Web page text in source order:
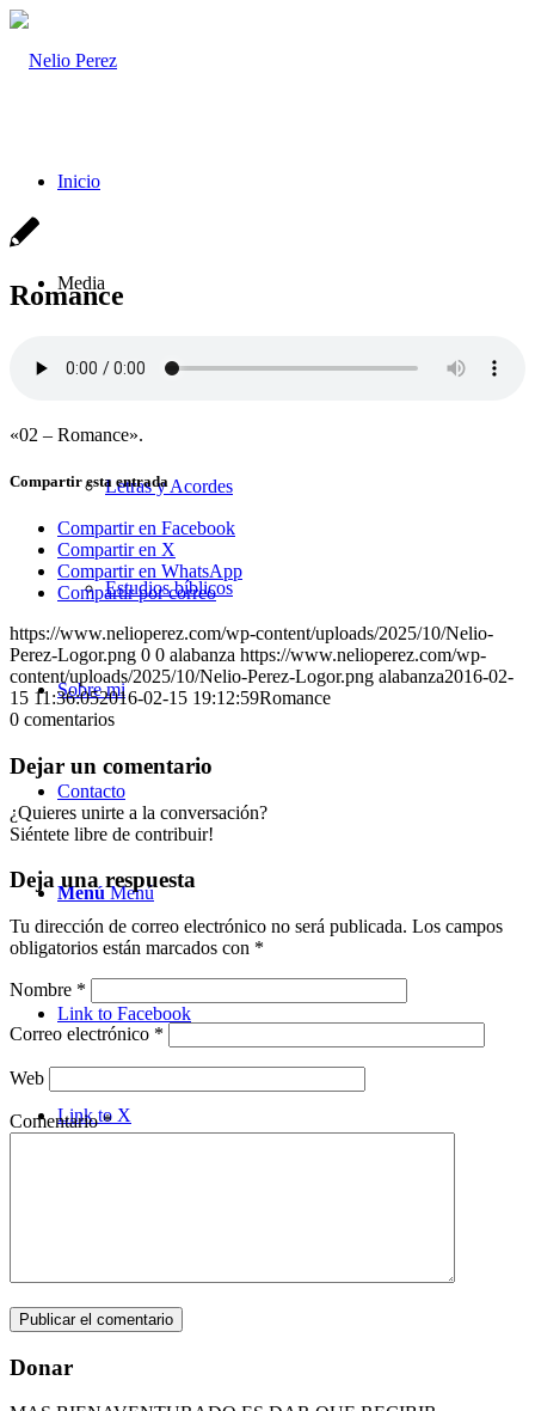
Inicio
Media
Letras y Acordes
Estudios bíblicos
Sobre mi
Contacto
Menú Menú
Link to Facebook
Link to X
Link to Youtube
Romance
«02 – Romance».
Compartir esta entrada
Compartir en Facebook
Compartir en X
Compartir en WhatsApp
Compartir por correo
https://www.nelioperez.com/wp-content/uploads/2025/10/Nelio-
Perez-Logor.png 0 0 alabanza https://www.nelioperez.com/wp-
content/uploads/2025/10/Nelio-Perez-Logor.png alabanza2016-02-
15 11:36:052016-02-15 19:12:59Romance
0 comentarios
Dejar un comentario
¿Quieres unirte a la conversación?
Siéntete libre de contribuir!
Deja una respuesta
Tu dirección de correo electrónico no será publicada. Los campos
obligatorios están marcados con *
Nombre *
Correo electrónico *
Web
Comentario*
Donar